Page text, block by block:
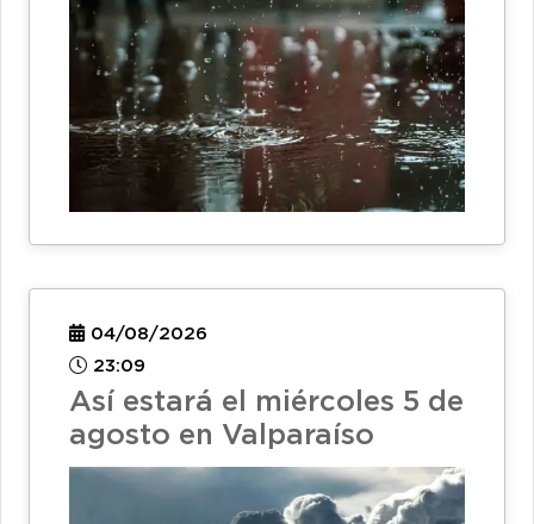
04/08/2026
23:09
Así estará el miércoles 5 de
agosto en Valparaíso